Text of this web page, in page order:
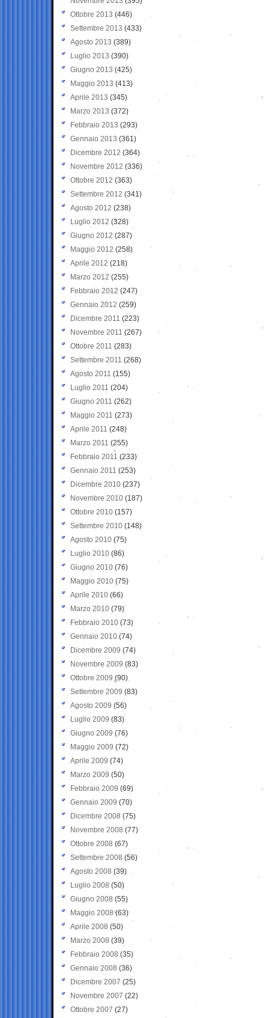
Ottobre 2013 (446)
Settembre 2013 (433)
Agosto 2013 (389)
Luglio 2013 (390)
Giugno 2013 (425)
Maggio 2013 (413)
Aprile 2013 (345)
Marzo 2013 (372)
Febbraio 2013 (293)
Gennaio 2013 (361)
Dicembre 2012 (364)
Novembre 2012 (336)
Ottobre 2012 (363)
Settembre 2012 (341)
Agosto 2012 (238)
Luglio 2012 (328)
Giugno 2012 (287)
Maggio 2012 (258)
Aprile 2012 (218)
Marzo 2012 (255)
Febbraio 2012 (247)
Gennaio 2012 (259)
Dicembre 2011 (223)
Novembre 2011 (267)
Ottobre 2011 (283)
Settembre 2011 (268)
Agosto 2011 (155)
Luglio 2011 (204)
Giugno 2011 (262)
Maggio 2011 (273)
Aprile 2011 (248)
Marzo 2011 (255)
Febbraio 2011 (233)
Gennaio 2011 (253)
Dicembre 2010 (237)
Novembre 2010 (187)
Ottobre 2010 (157)
Settembre 2010 (148)
Agosto 2010 (75)
Luglio 2010 (86)
Giugno 2010 (76)
Maggio 2010 (75)
Aprile 2010 (66)
Marzo 2010 (79)
Febbraio 2010 (73)
Gennaio 2010 (74)
Dicembre 2009 (74)
Novembre 2009 (83)
Ottobre 2009 (90)
Settembre 2009 (83)
Agosto 2009 (56)
Luglio 2009 (83)
Giugno 2009 (76)
Maggio 2009 (72)
Aprile 2009 (74)
Marzo 2009 (50)
Febbraio 2009 (69)
Gennaio 2009 (70)
Dicembre 2008 (75)
Novembre 2008 (77)
Ottobre 2008 (67)
Settembre 2008 (56)
Agosto 2008 (39)
Luglio 2008 (50)
Giugno 2008 (55)
Maggio 2008(63)
Aprile 2008 (50)
Marzo 2008 (39)
Febbraio 2008 (35)
Gennaio 2008 (36)
Dicembre 2007 (25)
Novembre 2007 (22)
Ottobre 2007 (27)